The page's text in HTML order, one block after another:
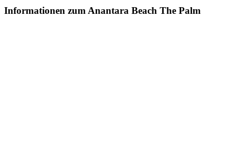
Informationen zum Anantara Beach The Palm